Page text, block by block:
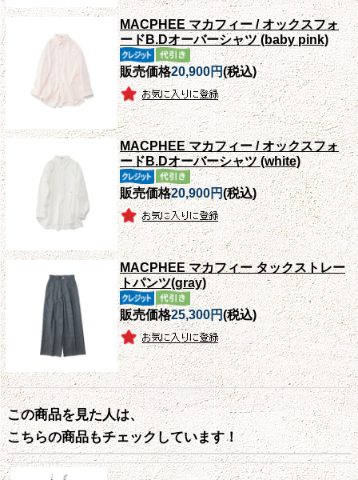
MACPHEE マカフィー / オックスフォ
ードB.Dオーバーシャツ (baby pink)
販売価格20,900円(税込)
MACPHEE マカフィー / オックスフォ
ードB.Dオーバーシャツ (white)
販売価格20,900円(税込)
MACPHEE マカフィー タックストレー
トパンツ(gray)
販売価格25,300円(税込)
この商品を見た人は、
こちらの商品もチェックしています！